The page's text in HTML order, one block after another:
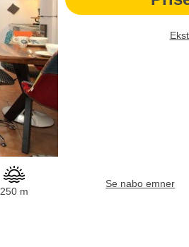
250 m
Se nabo emner